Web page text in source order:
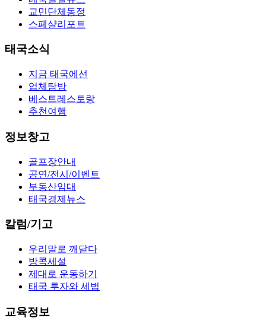
교민단체동정
스페샬리포트
태국소식
지금 태국에선
업체탐방
베스트레스토랑
추천여행
정보창고
골프장안내
공연/전시/이벤트
부동산임대
태국경제뉴스
칼럼/기고
우리말로 깨닫다
방콕세설
제대로 운동하기
태국 투자와 세법
교육정보